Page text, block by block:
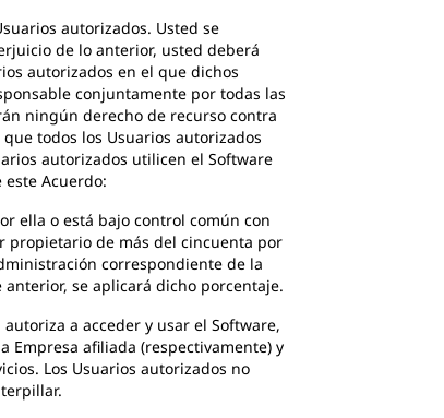
autorizados. Usted se
de lo anterior, usted deberá
autorizados en el que dichos
conjuntamente por todas las
ningún derecho de recurso contra
todos los Usuarios autorizados
autorizados utilicen el Software
Acuerdo:
ella o está bajo control común con
propietario de más del cincuenta por
correspondiente de la
se aplicará dicho porcentaje.
a acceder y usar el Software,
Empresa afiliada (respectivamente) y
Los Usuarios autorizados no